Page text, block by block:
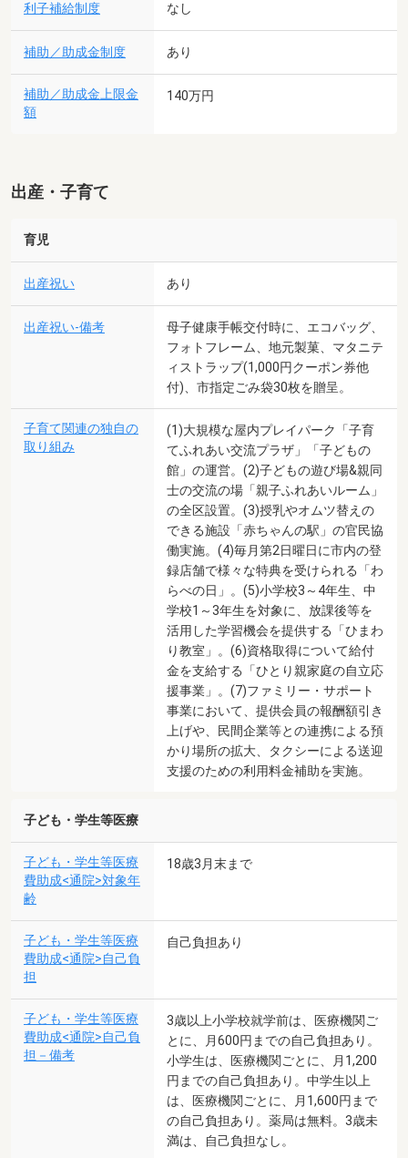
利子補給制度 なし
補助／助成金制度 あり
補助／助成金上限金
額
140万円
出産・子育て
育児
出産祝い あり
出産祝い-備考
母子健康手帳交付時に、エコバッグ、
フォトフレーム、地元製菓、マタニテ
ィストラップ(1,000円クーポン券他
付)、市指定ごみ袋30枚を贈呈。
子育て関連の独自の
取り組み
(1)大規模な屋内プレイパーク「子育
てふれあい交流プラザ」「子どもの
館」の運営。(2)子どもの遊び場&親同
士の交流の場「親子ふれあいルーム」
の全区設置。(3)授乳やオムツ替えの
できる施設「赤ちゃんの駅」の官民協
働実施。(4)毎月第2日曜日に市内の登
録店舗で様々な特典を受けられる「わ
らべの日」。(5)小学校3～4年生、中
学校1～3年生を対象に、放課後等を
活用した学習機会を提供する「ひまわ
り教室」。(6)資格取得について給付
金を支給する「ひとり親家庭の自立応
援事業」。(7)ファミリー・サポート
事業において、提供会員の報酬額引き
上げや、民間企業等との連携による預
かり場所の拡大、タクシーによる送迎
支援のための利用料金補助を実施。
子ども・学生等医療
子ども・学生等医療
費助成<通院>対象年
齢
18歳3月末まで
子ども・学生等医療
費助成<通院>自己負
担
自己負担あり
子ども・学生等医療
費助成<通院>自己負
担－備考
3歳以上小学校就学前は、医療機関ご
とに、月600円までの自己負担あり。
小学生は、医療機関ごとに、月1,200
円までの自己負担あり。中学生以上
は、医療機関ごとに、月1,600円まで
の自己負担あり。薬局は無料。3歳未
満は、自己負担なし。